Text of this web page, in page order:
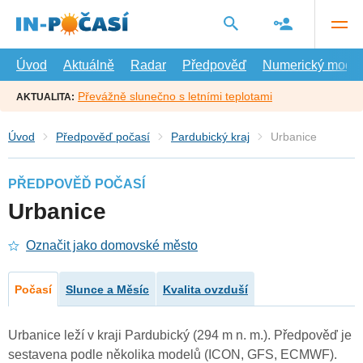
hlavní
Úvod
Aktuálně Radar Předpověď Numerický model
AKTUALITA: Převážně slunečno s letními teplotami
Úvod Předpověď počasí Pardubický kraj Urbanice
PŘEDPOVĚĎ POČASÍ
Urbanice
Označit jako domovské město
Počasí Slunce a Měsíc Kvalita ovzduší
Urbanice leží v kraji Pardubický (294 m n. m.). Předpověď je
sestavena podle několika modelů (ICON, GFS, ECMWF).